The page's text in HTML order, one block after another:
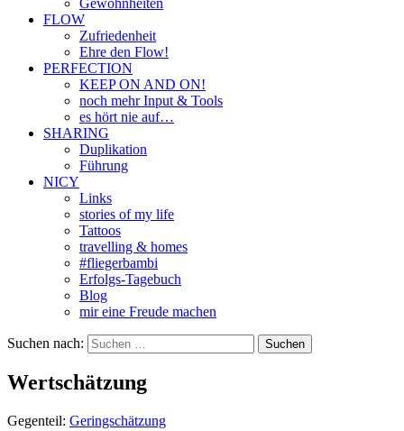
FLOW
Zufriedenheit
Ehre den Flow!
PERFECTION
KEEP ON AND ON!
noch mehr Input & Tools
es hört nie auf…
SHARING
Duplikation
Führung
NICY
Links
stories of my life
Tattoos
travelling & homes
#fliegerbambi
Erfolgs-Tagebuch
Blog
mir eine Freude machen
Suchen nach:
Wertschätzung
Gegenteil: Geringschätzung